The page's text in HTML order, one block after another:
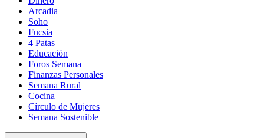
Arcadia
Soho
in
new
window
Fucsia
in
new
window
4 Patas
Educación
Foros Semana
Finanzas Personales
Semana Rural
Cocina
Círculo de Mujeres
Semana Sostenible